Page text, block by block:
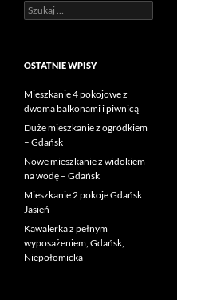
Szukaj:
OSTATNIE WPISY
Mieszkanie 4 pokojowe z
dwoma balkonami i piwnicą
Duże mieszkanie z ogródkiem
– Gdańsk
Nowe mieszkanie z widokiem
na wodę – Gdańsk
Mieszkanie 2 pokoje Gdańsk
Jasień
Kawalerka z pełnym
wyposażeniem, Gdańsk,
Niepołomicka